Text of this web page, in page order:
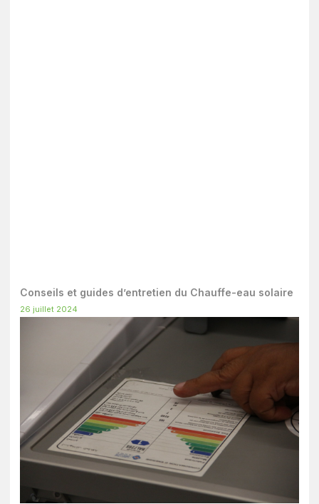
Conseils et guides d’entretien du Chauffe-eau solaire
26 juillet 2024